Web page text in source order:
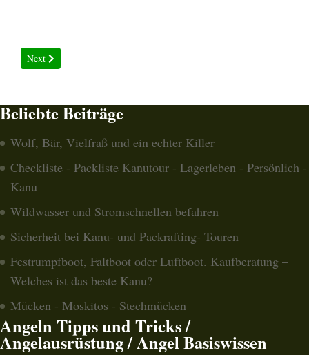
Next article: Gefangene Fische töten und ausnehmen
Next
Beliebte Beiträge
Wolf, Bär, Vielfraß und ein echter Killer
Checkliste - Packliste Kanutour - Lagerleben - Persönlich -
Kanu
Wildwasser und Stromschnellen befahren
Sicherheit bei Kanu- und Packrafting- Touren
Festrumpfboot, Faltboot oder Luftboot. Kaufberatung –
Welches ist das beste Kanu?
Mücken - Moskitos - Stechmücken
Angeln Tipps und Tricks /
Angelausrüstung / Angel Basiswissen